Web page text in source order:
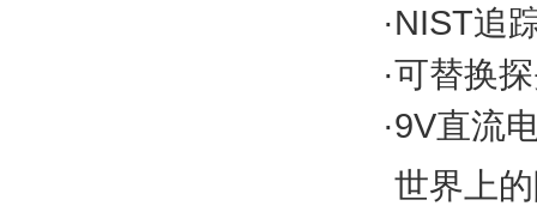
·NIST追
·可替换
·9V直流
世界上